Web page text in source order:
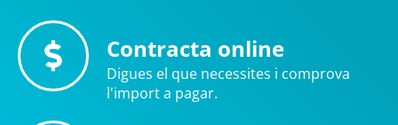
Contracta online
Digues el que necessites i comprova
l'import a pagar.